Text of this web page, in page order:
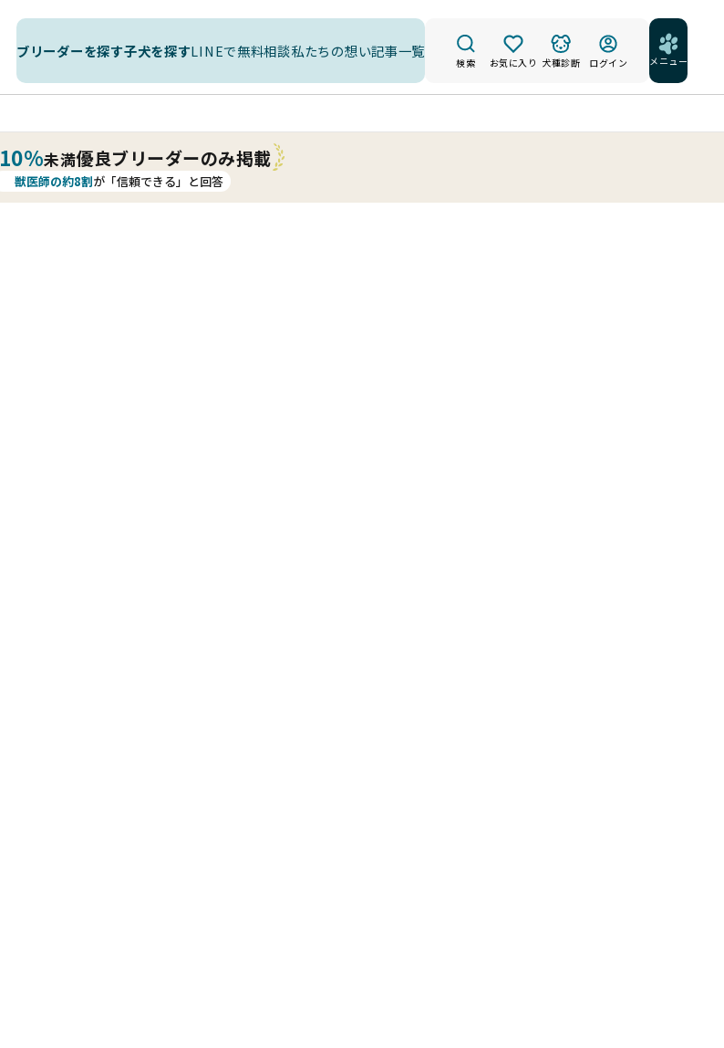
ブリーダーを探す子犬を探すLINEで無料相談私たちの想い記事一覧
検索 お気に入り 犬種診断 ログイン メニュー
10%未満優良ブリーダーのみ掲載
獣医師の約8割が「信頼できる」と回答